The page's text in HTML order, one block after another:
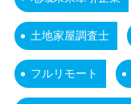
土地家屋調査士
フルリモート